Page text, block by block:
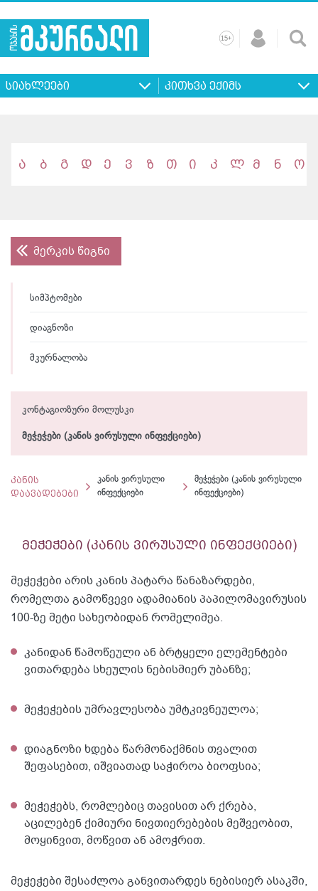
შესახებ ხშირად
კითხვები
15+
სიახლეები კითხვა ექიმს
ა ბ გ დ ე ვ ზ თ ი კ ლ მ ნ ო
მერკის წიგნი
სიმპტომები
დიაგნოზი
მკურნალობა
კონტაგიოზური მოლუსკი
მეჭეჭები (კანის ვირუსული ინფექციები)
კანის
დაავადებები
კანის ვირუსული
ინფექციები
მეჭეჭები (კანის ვირუსული
ინფექციები)
მეჭეჭები (კანის ვირუსული ინფექციები)
მეჭეჭები არის კანის პატარა წანაზარდები,
რომელთა გამოწვევი ადამიანის პაპილომავირუსის
100-ზე მეტი სახეობიდან რომელიმეა.
კანიდან წამოწეული ან ბრტყელი ელემენტები
ვითარდება სხეულის ნებისმიერ უბანზე;
მეჭეჭების უმრავლესობა უმტკივნეულოა;
დიაგნოზი ხდება წარმონაქმნის თვალით
შეფასებით, იშვიათად საჭიროა ბიოფსია;
მეჭეჭებს, რომლებიც თავისით არ ქრება,
აცილებენ ქიმიური ნივთიერებების მეშვეობით,
მოყინვით, მოწვით ან ამოჭრით.
მეჭეჭები შესაძლოა განვითარდეს ნებისიერ ასაკში,